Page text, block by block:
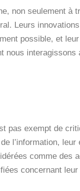
non seulement à
Leurs
possible, et
nous interagissons
pas exempt de
l’information,
comme des
concernant